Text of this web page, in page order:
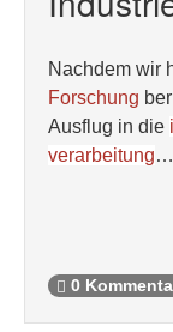
Nachdem wir
Forschung
Ausflug in die
verarbeitung…
0